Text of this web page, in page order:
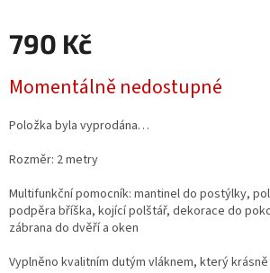
790 Kč
cena:
Momentálně nedostupné
Položka byla vyprodána…
Rozměr: 2 metry
Multifunkční pomocník: mantinel do postýlky,
podpěra bříška, kojící polštář, dekorace do
zábrana do dvěří a oken
Vyplněno kvalitním dutým vláknem, který